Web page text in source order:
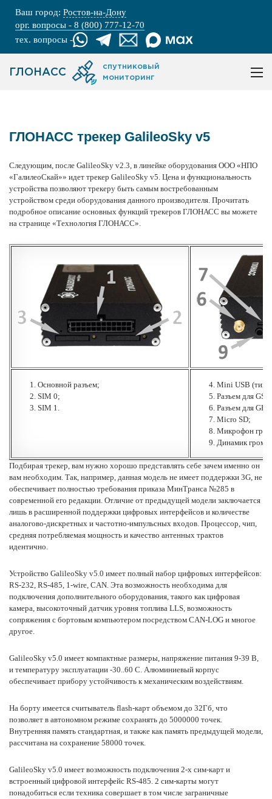
Ваш город: Ростов-на-Дону
орг. вопросы - 8 (800) 777-12-70
тех. вопросы -
ГЛОНАСС
спутниковый
мониторинг
ГЛОНАСС трекер GalileoSky v5
Следующим, после GalileoSky v2.3, в линейке оборудования ООО «НПО
«ГалилеоСкай»» идет трекер GalileoSky v5. Цена и функциональность
устройства позволяют трекеру быть самым востребованным
устройством среди оборудования данного производителя. Прочитать
подробное описание основных функций трекеров ГЛОНАСС вы можете
на странице «Технология ГЛОНАСС».
Основной разъем;
SIM 0;
SIM 1.
Mini USB (тип
Разъем для
Разъем для
Micro SD;
Микрофон
Динамик
Подбирая трекер, вам нужно хорошо представлять себе зачем именно он
вам необходим. Так, например, данная модель не имеет поддержки 3G, не
обеспечивает полностью требования приказа МинТранса №285 в
современной его редакции. Отличие от предыдущей модели заключается
лишь в расширенной поддержки цифровых интерфейсов и количестве
аналогово-дискретных и частотно-импульсных входов. Процессор, чип,
средняя потребляемая мощность и качество антенных трактов
идентично.
Устройство GalileoSky v5.0 имеет полный набор цифровых интерфейсов:
RS-232, RS-485, 1-wire, CAN. Эта возможность необходима для
подключения дополнительного оборудования, такого как цифровая
камера, высокоточный датчик уровня топлива LLS, возможность
сопряжения с бортовым компьютером посредством CAN-LOG и многое
другое.
GalileoSky v5.0 имеет компактные размеры, напряжение питания 9-39 В,
и температуру эксплуатации -30..60 С. Алюминиевый корпус
обеспечивает прибору устойчивость к механическим воздействиям.
На борту имеется считыватель flash-карт объемом до 32Гб, что
позволяет в автономном режиме сохранять до 5000000 точек.
Внутренняя память стандартная, и также как память предыдущей модели,
рассчитана на сохранение 58000 точек.
GalileoSky v5.0 имеет возможность подключения 2-х сим-карт и
встроенный цифровой интерфейс RS-485. 2 сим-карты могут
понадобиться если техника совершает в том числе заграничные